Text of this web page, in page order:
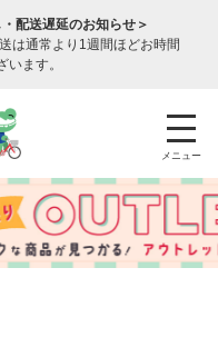
配送遅延のお知らせ＞
は通常より1週間ほどお時間
います。
メニュー